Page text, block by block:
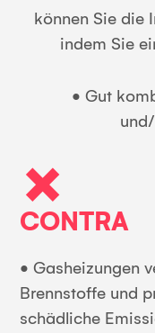
können Sie die
indem Sie
• Gut
CONTRA
• Gasheizungen
Brennstoffe und
schädliche